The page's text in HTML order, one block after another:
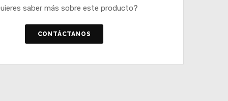
saber más sobre este producto?
CONTÁCTANOS